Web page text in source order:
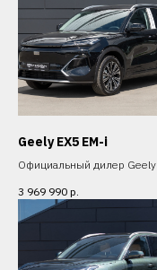
Geely EX5 EM-i
Официальный дилер Geely
3 969 990 р.